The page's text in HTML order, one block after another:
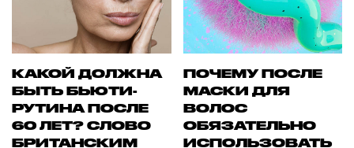
КАКОЙ ДОЛЖНА
БЫТЬ БЬЮТИ-
РУТИНА ПОСЛЕ
60 ЛЕТ? СЛОВО
БРИТАНСКИМ
ПОЧЕМУ ПОСЛЕ
МАСКИ ДЛЯ
ВОЛОС
ОБЯЗАТЕЛЬНО
ИСПОЛЬЗОВАТЬ